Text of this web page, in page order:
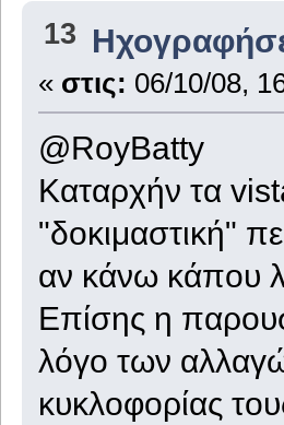
13
« στις: 06/10/08,
@RoyBatty
Καταρχήν τα
"δοκιμαστική"
αν κάνω κάπου
Επίσης η
λόγο των
κυκλοφορίας